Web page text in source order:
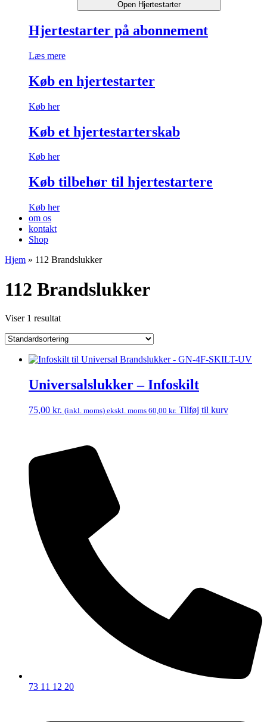
Open Hjertestarter
Hjertestarter på abonnement
Læs mere
Køb en hjertestarter
Køb her
Køb et hjertestarterskab
Køb her
Køb tilbehør til hjertestartere
Køb her
om os
kontakt
Shop
Hjem » 112 Brandslukker
112 Brandslukker
Viser 1 resultat
Universalslukker – Infoskilt
75,00 kr. (inkl. moms) ekskl. moms 60,00 kr. Tilføj til kurv
73 11 12 20